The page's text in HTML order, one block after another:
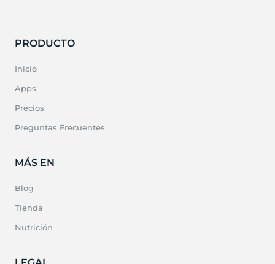
PRODUCTO
Inicio
Apps
Precios
Preguntas Frecuentes
MÁS EN
Blog
Tienda
Nutrición